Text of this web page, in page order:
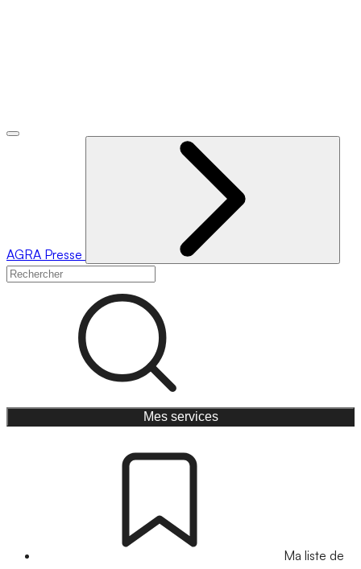
AGRA Presse
Mes services
Ma liste de